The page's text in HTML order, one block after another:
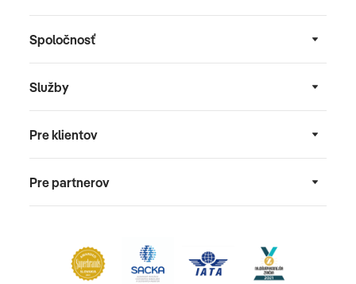
Spoločnosť
Služby
Pre klientov
Pre partnerov